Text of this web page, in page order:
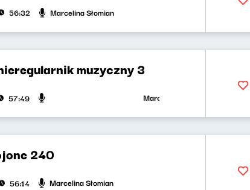
56:32 Marcelina Słomian
muzyczny 3
57:49 Marcelina Słomian, Patryk
240
56:14 Marcelina Słomian